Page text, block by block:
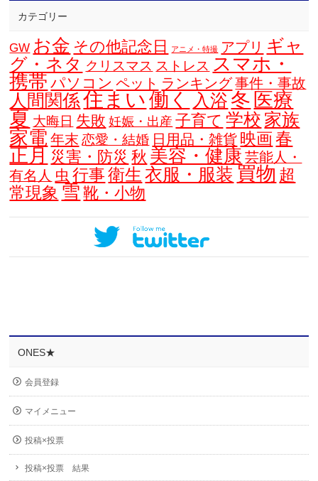
カテゴリー
GW お金 その他記念日 アニメ・特撮 アプリ ギャ
グ・ネタ クリスマス ストレス スマホ・
携帯 パソコン ペット ランキング事件・事故
人間関係住まい 働く 入浴 冬 医療
夏 大晦日 失敗 妊娠・出産 子育て 学校 家族
家電 年末 恋愛・結婚 日用品・雑貨 映画 春
正月 災害・防災 秋 美容・健康 芸能人・
有名人 虫 行事 衛生 衣服・服装 買物 超
常現象 雪 靴・小物
ONES★
会員登録
マイメニュー
投稿×投票
投稿×投票 結果